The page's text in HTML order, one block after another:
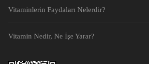
Vitaminlerin Faydaları Nelerdir?
Vitamin Nedir, Ne İşe Yarar?